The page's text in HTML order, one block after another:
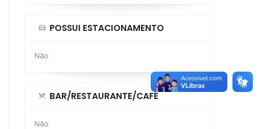
POSSUI ESTACIONAMENTO
Não
BAR/RESTAURANTE/CAFÉ
Não